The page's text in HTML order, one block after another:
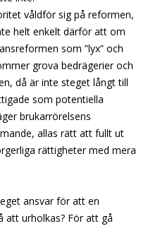
våldför sig på reformen,
helt enkelt därför att om
som ”lyx” och
grova bedrägerier och
då är inte steget långt till
som potentiella
brukarrörelsens
allas rätt att fullt ut
rättigheter med mera
ansvar för att en
att urholkas? För att gå